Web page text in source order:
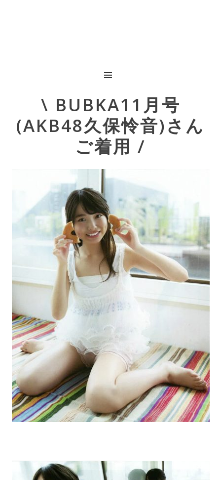
\ BUBKA11月号
(AKB48久保怜音)さん
ご着用 /
navigation